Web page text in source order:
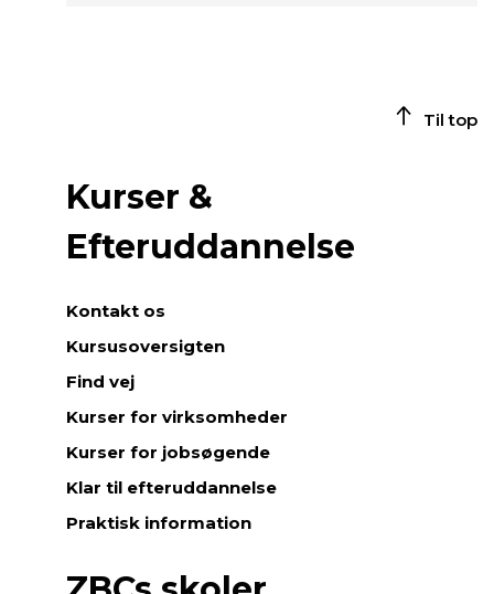
Til top
Kurser &
Efteruddannelse
Kontakt os
Kursusoversigten
Find vej
Kurser for virksomheder
Kurser for jobsøgende
Klar til efteruddannelse
Praktisk information